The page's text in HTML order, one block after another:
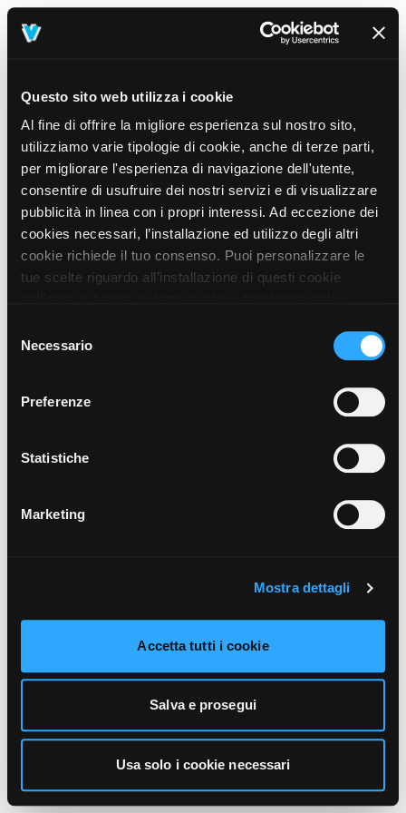
Questo sito web utilizza i cookie
Al fine di offrire la migliore esperienza sul nostro sito,
utilizziamo varie tipologie di cookie, anche di terze parti,
per migliorare l'esperienza di navigazione dell'utente,
consentire di usufruire dei nostri servizi e di visualizzare
pubblicità in linea con i propri interessi. Ad eccezione dei
cookies necessari, l’installazione ed utilizzo degli altri
cookie richiede il tuo consenso. Puoi personalizzare le
tue scelte riguardo all’installazione di questi cookie
prosegui” o decidere di accettare tutti i cookie, cliccando
sul pulsante “Accetta tutti i cookie”. Cliccando sul tasto
unicamente i cookie necessari alla navigazione. Per
funzionamento, puoi prendere visione dell’informativa
cliccando qui.
delNecessario
Preferenze
Statistiche
Marketing
Mostra dettagli
Accetta tutti i cookie
Salva e prosegui
Usa solo i cookie necessari
404